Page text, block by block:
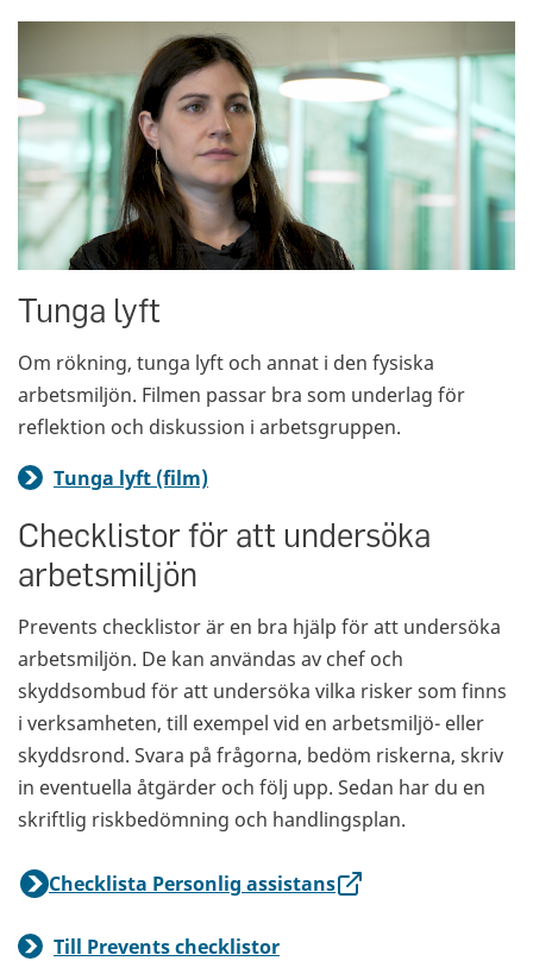
Tunga lyft
Om rökning, tunga lyft och annat i den fysiska
arbetsmiljön. Filmen passar bra som underlag för
reflektion och diskussion i arbetsgruppen.
Tunga lyft (film)
Checklistor för att undersöka
arbetsmiljön
Prevents checklistor är en bra hjälp för att undersöka
arbetsmiljön. De kan användas av chef och
skyddsombud för att undersöka vilka risker som finns
i verksamheten, till exempel vid en arbetsmiljö- eller
skyddsrond. Svara på frågorna, bedöm riskerna, skriv
in eventuella åtgärder och följ upp. Sedan har du en
skriftlig riskbedömning och handlingsplan.
Checklista Personlig assistans
Till Prevents checklistor